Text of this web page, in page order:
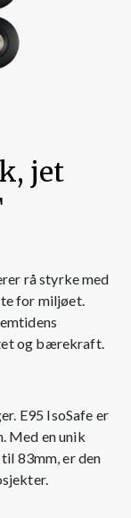
jet
rå styrke med
for miljøet.
og bærekraft.
E95 IsoSafe er
Med en unik
83mm, er den